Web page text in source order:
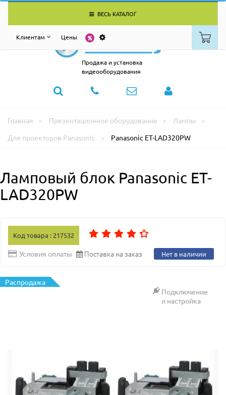
ВЕСЬ КАТАЛОГ
Клиентам Цены
Продажа и установка
видеооборудования
Главная Презентационное оборудование
Лампы
Для проекторов Panasonic
Panasonic ET-LAD320PW
Ламповый блок Panasonic ET-
LAD320PW
Код товара : 217532
Условия оплаты Поставка на заказ Нет в наличии
Распродажа
Подключение
и настройка